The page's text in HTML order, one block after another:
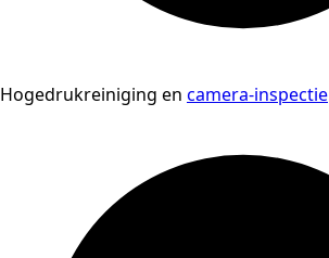
Hogedrukreiniging en camera-inspectie